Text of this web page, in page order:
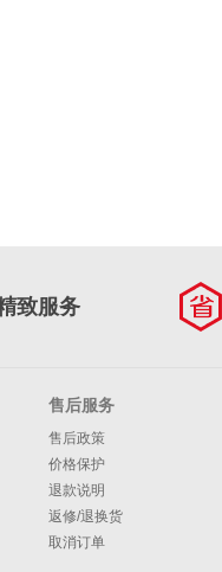
致服务
售后服务
售后政策
价格保护
退款说明
返修/退换货
取消订单